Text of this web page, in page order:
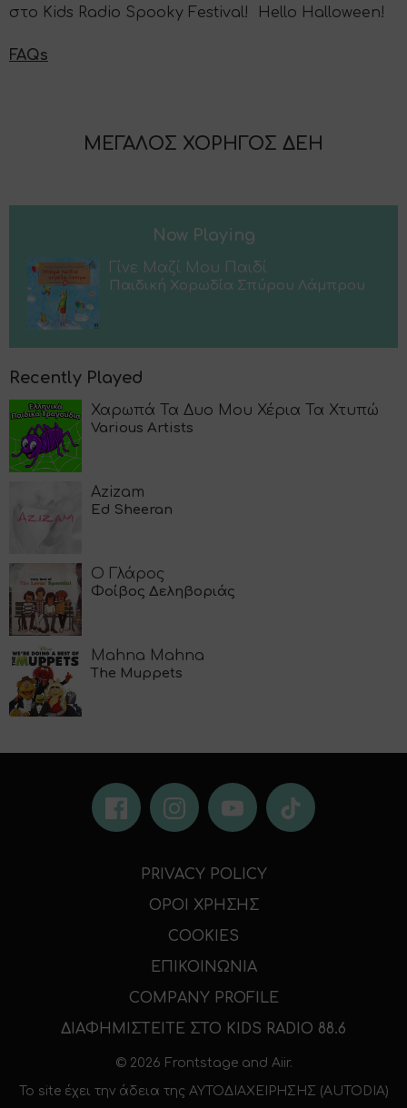
στο Kids Radio Spooky Festival! Hello Halloween!
FAQs
ΜΕΓΑΛΟΣ ΧΟΡΗΓΟΣ ΔΕΗ
Now Playing
Γίνε Μαζί Μου Παιδί
Παιδική Χορωδία Σπύρου Λάμπρου
Recently Played
Χαρωπά Τα Δυο Μου Χέρια Τα Χτυπώ
Various Artists
Azizam
Ed Sheeran
Ο Γλάρος
Φοίβος Δεληβοριάς
Mahna Mahna
The Muppets
PRIVACY POLICY
ΟΡΟΙ ΧΡΗΣΗΣ
COOKIES
ΕΠΙΚΟΙΝΩΝΙΑ
COMPANY PROFILE
ΔΙΑΦΗΜΙΣΤΕΙΤΕ ΣΤΟ KIDS RADIO 88.6
© 2026 Frontstage and Aiir.
To site έχει την άδεια της ΑΥΤΟΔΙΑΧΕΙΡΗΣΗΣ (AUTODIA)